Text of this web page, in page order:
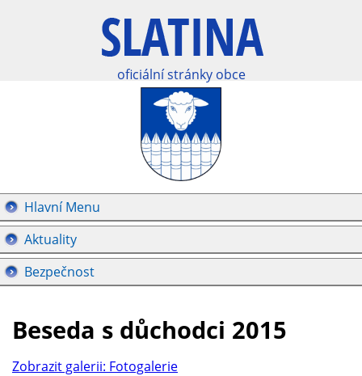
oficiální stránky obce
Hlavní Menu
Aktuality
Bezpečnost
Beseda s důchodci 2015
Zobrazit galerii: Fotogalerie